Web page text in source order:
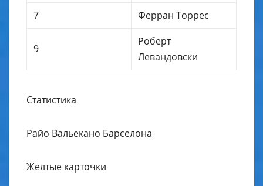
7
Ферран Торрес
9
Роберт
Левандовски
Статистика
Райо Вальекано Барселона
Желтые карточки